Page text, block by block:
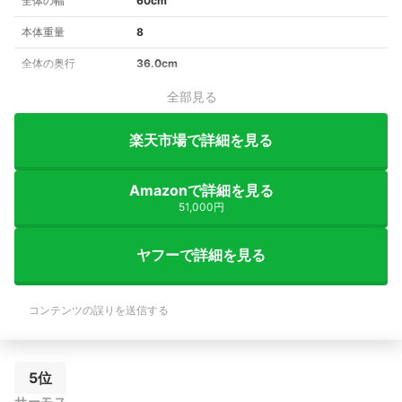
本体重量 8
全体の奥行 36.0cm
全部見る
楽天市場で詳細を見る
Amazonで詳細を見る
51,000円
ヤフーで詳細を見る
コンテンツの誤りを送信する
5位